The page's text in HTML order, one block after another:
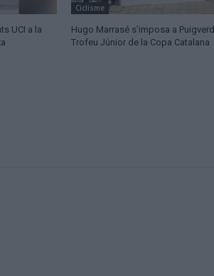
UCI a la
Ciclisme
Hugo Marrasé s’imposa a
Trofeu Júnior de la Copa Catalana